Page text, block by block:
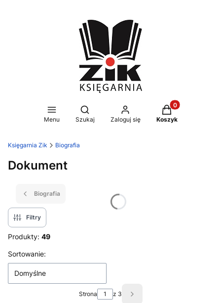
Menu
Otwórz wyszukiwarkę
Szukaj Zaloguj się
Produkty w
Koszyk
Księgarnia Zik Biografia
Dokument
Biografia
Filtry
Produkty: 49
Lista produktów
Sortowanie:
Domyślne
Strona z 3 Następne produkty